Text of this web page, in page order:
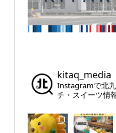
kitaq_media
Instagramで北
チ・スイーツ情